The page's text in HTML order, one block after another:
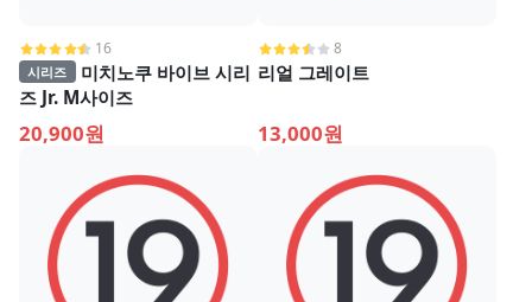
16
시리즈
미치노쿠 바이브 시리
즈 Jr. M사이즈
20,900원
8
리얼 그레이트
13,000원